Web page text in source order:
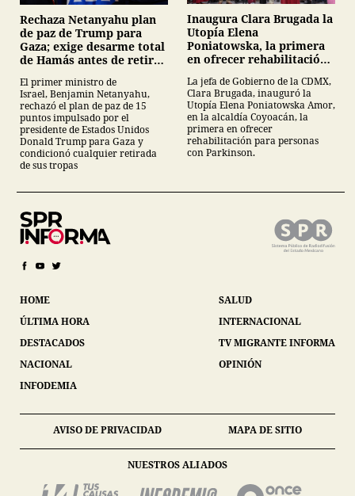
Rechaza Netanyahu plan
de paz de Trump para
Gaza; exige desarme total
de Hamás antes de retirar
El primer ministro de
Israel, Benjamin Netanyahu,
rechazó el plan de paz de 15
puntos impulsado por el
presidente de Estados Unidos
Donald Trump para Gaza y
condicionó cualquier retirada
de sus tropas
Inaugura Clara Brugada la
Utopía Elena
Poniatowska, la primera
en ofrecer rehabilitación
Parkinson
La jefa de Gobierno de la CDMX,
Clara Brugada, inauguró la
Utopía Elena Poniatowska Amor,
en la alcaldía Coyoacán, la
primera en ofrecer
rehabilitación para personas
con Parkinson.
HOME
ÚLTIMA HORA
DESTACADOS
NACIONAL
INFODEMIA
SALUD
INTERNACIONAL
TV MIGRANTE INFORMA
OPINIÓN
AVISO DE PRIVACIDAD MAPA DE SITIO
NUESTROS ALIADOS